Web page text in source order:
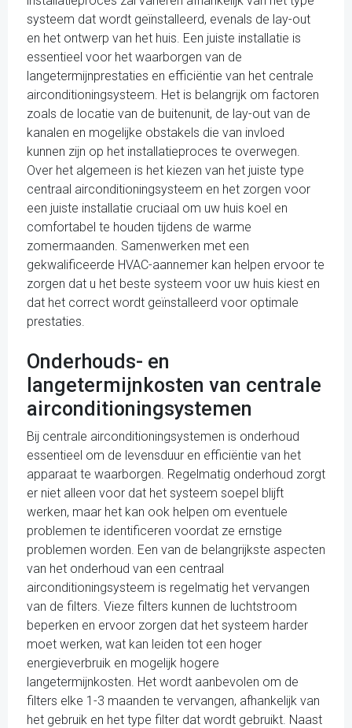
systeem dat wordt geïnstalleerd, evenals de lay-out
en het ontwerp van het huis. Een juiste installatie is
essentieel voor het waarborgen van de
langetermijnprestaties en efficiëntie van het centrale
airconditioningsysteem. Het is belangrijk om factoren
zoals de locatie van de buitenunit, de lay-out van de
kanalen en mogelijke obstakels die van invloed
kunnen zijn op het installatieproces te overwegen.
Over het algemeen is het kiezen van het juiste type
centraal airconditioningsysteem en het zorgen voor
een juiste installatie cruciaal om uw huis koel en
comfortabel te houden tijdens de warme
zomermaanden. Samenwerken met een
gekwalificeerde HVAC-aannemer kan helpen ervoor te
zorgen dat u het beste systeem voor uw huis kiest en
dat het correct wordt geïnstalleerd voor optimale
prestaties.
Onderhouds- en
langetermijnkosten van centrale
airconditioningsystemen
Bij centrale airconditioningsystemen is onderhoud
essentieel om de levensduur en efficiëntie van het
apparaat te waarborgen. Regelmatig onderhoud zorgt
er niet alleen voor dat het systeem soepel blijft
werken, maar het kan ook helpen om eventuele
problemen te identificeren voordat ze ernstige
problemen worden. Een van de belangrijkste aspecten
van het onderhoud van een centraal
airconditioningsysteem is regelmatig het vervangen
van de filters. Vieze filters kunnen de luchtstroom
beperken en ervoor zorgen dat het systeem harder
moet werken, wat kan leiden tot een hoger
energieverbruik en mogelijk hogere
langetermijnkosten. Het wordt aanbevolen om de
filters elke 1-3 maanden te vervangen, afhankelijk van
het gebruik en het type filter dat wordt gebruikt. Naast